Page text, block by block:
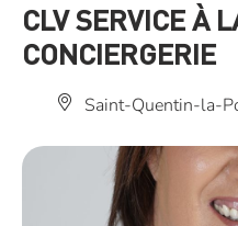
CLV SERVICE À
CONCIERGERIE
Saint-Quentin-la-